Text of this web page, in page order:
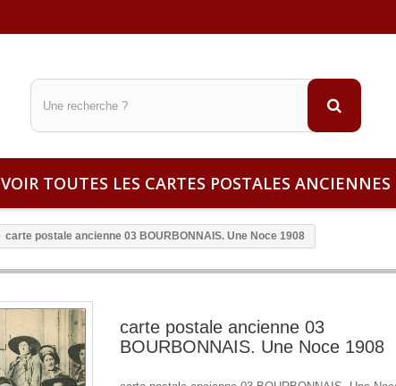
VOIR TOUTES LES CARTES POSTALES ANCIENNES
carte postale ancienne 03 BOURBONNAIS. Une Noce 1908
carte postale ancienne 03
BOURBONNAIS. Une Noce 1908